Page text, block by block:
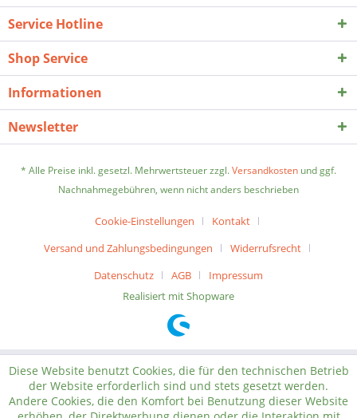
Service Hotline
Shop Service
Informationen
Newsletter
* Alle Preise inkl. gesetzl. Mehrwertsteuer zzgl.Versandkosten und ggf.
Nachnahmegebühren, wenn nicht anders beschrieben
Cookie-Einstellungen
Kontakt
Versand und Zahlungsbedingungen
Widerrufsrecht
Datenschutz
AGB
Impressum
Realisiert mit Shopware
Diese Website benutzt Cookies, die für den technischen Betrieb
der Website erforderlich sind und stets gesetzt werden.
Andere Cookies, die den Komfort bei Benutzung dieser Website